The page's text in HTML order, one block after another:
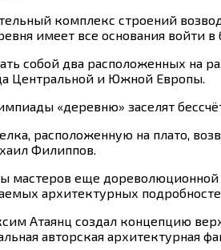
комплекс строений
имеет все основания войти
собой два расположенных на
Центральной и Южной Европы.
«деревню» заселят
расположенную на плато,
Филиппов.
мастеров еще
архитектурных
Атаянц создал концепцию
авторская архитектурная